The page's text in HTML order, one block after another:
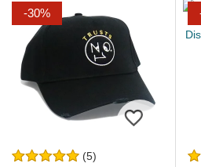
-30%
(5)